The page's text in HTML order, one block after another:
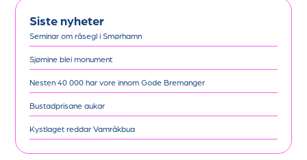
Siste nyheter
Seminar om råsegl i Smørhamn
Sjømine blei monument
Nesten 40 000 har vore innom Gode Bremanger
Bustadprisane aukar
Kystlaget reddar Vamråkbua